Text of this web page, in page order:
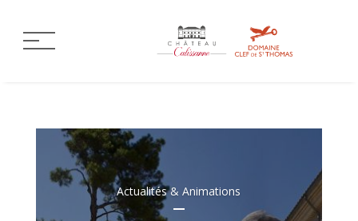
Actualités & Animations